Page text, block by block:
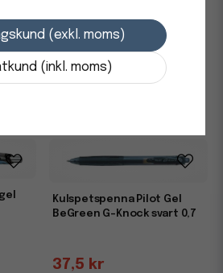
-
Kulspetspenna Pilot Gel
BeGreen G-Knock svart 0,7
37,5 kr
(exkl. moms)
(inkl. moms)